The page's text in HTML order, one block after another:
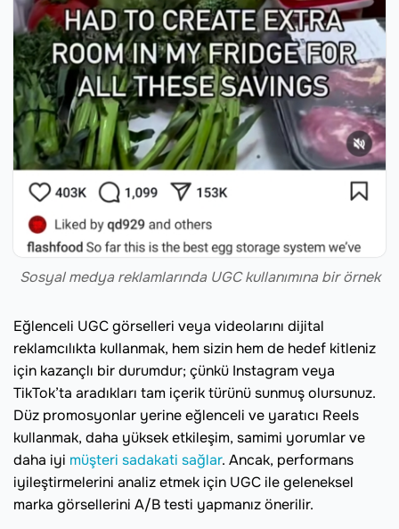
Sosyal medya reklamlarında UGC kullanımına bir örnek
Eğlenceli UGC görselleri veya videolarını dijital
reklamcılıkta kullanmak, hem sizin hem de hedef kitleniz
için kazançlı bir durumdur; çünkü Instagram veya
TikTok’ta aradıkları tam içerik türünü sunmuş olursunuz.
Düz promosyonlar yerine eğlenceli ve yaratıcı Reels
kullanmak, daha yüksek etkileşim, samimi yorumlar ve
daha iyi müşteri sadakati sağlar. Ancak, performans
iyileştirmelerini analiz etmek için UGC ile geleneksel
marka görsellerini A/B testi yapmanız önerilir.